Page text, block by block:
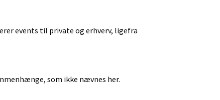
events til private og erhverv, ligefra
som ikke nævnes her.